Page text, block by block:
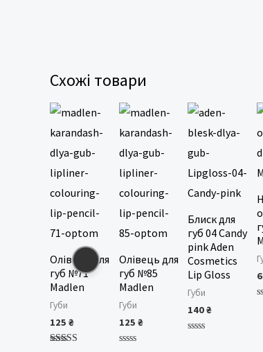
Схожі товари
Олівець для
губ №71
Madlen
Губи
125 ₴
Олівець для
губ №85
Madlen
Губи
125 ₴
Блиск для
губ 04 Candy
pink Aden
Cosmetics
Lip Gloss
Губи
140₴